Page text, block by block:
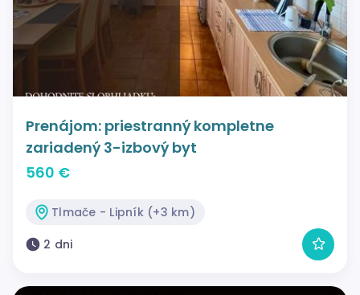
Prenájom: priestranný kompletne
zariadený 3-izbový byt
560 €
Tlmače - Lipník (+3 km)
2 dni